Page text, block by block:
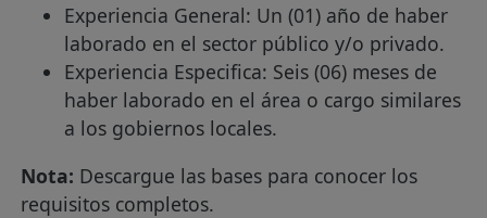
Experiencia General: Un (01) año de haber
laborado en el sector público y/o privado.
Experiencia Especifica: Seis (06) meses de
haber laborado en el área o cargo similares
a los gobiernos locales.
Nota: Descargue las bases para conocer los
requisitos completos.